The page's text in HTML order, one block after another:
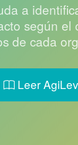
a
según el
de cada
Leer